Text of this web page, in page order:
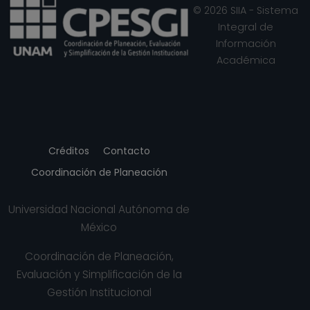
Créditos
Contacto
Coordinación de Planeación
Universidad Nacional Autónoma de
México
Coordinación de Planeación,
Evaluación y Simplificación de la
Gestión Institucional
© 2026 SIIA - Sistema
Integral de
Información
Académica